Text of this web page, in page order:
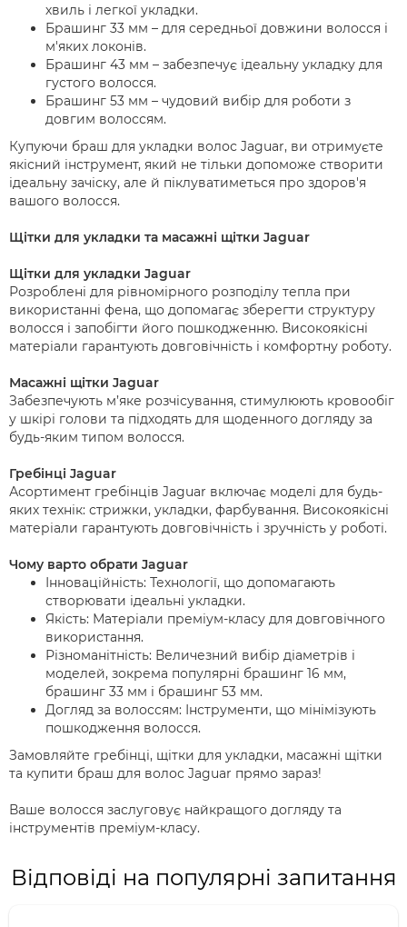
хвиль і легкої укладки.
Брашинг 33 мм – для середньої довжини волосся і
м'яких локонів.
Брашинг 43 мм – забезпечує ідеальну укладку для
густого волосся.
Брашинг 53 мм – чудовий вибір для роботи з
довгим волоссям.
Купуючи браш для укладки волос Jaguar, ви отримуєте
якісний інструмент, який не тільки допоможе створити
ідеальну зачіску, але й піклуватиметься про здоров'я
вашого волосся.
Щітки для укладки та масажні щітки Jaguar
Щітки для укладки Jaguar
Розроблені для рівномірного розподілу тепла при
використанні фена, що допомагає зберегти структуру
волосся і запобігти його пошкодженню. Високоякісні
матеріали гарантують довговічність і комфортну роботу.
Масажні щітки Jaguar
Забезпечують м’яке розчісування, стимулюють кровообіг
у шкірі голови та підходять для щоденного догляду за
будь-яким типом волосся.
Гребінці Jaguar
Асортимент гребінців Jaguar включає моделі для будь-
яких технік: стрижки, укладки, фарбування. Високоякісні
матеріали гарантують довговічність і зручність у роботі.
Чому варто обрати Jaguar
Інноваційність: Технології, що допомагають
створювати ідеальні укладки.
Якість: Матеріали преміум-класу для довговічного
використання.
Різноманітність: Величезний вибір діаметрів і
моделей, зокрема популярні брашинг 16 мм,
брашинг 33 мм і брашинг 53 мм.
Догляд за волоссям: Інструменти, що мінімізують
пошкодження волосся.
Замовляйте гребінці, щітки для укладки, масажні щітки
та купити браш для волос Jaguar прямо зараз!
Ваше волосся заслуговує найкращого догляду та
інструментів преміум-класу.
Відповіді на популярні запитання